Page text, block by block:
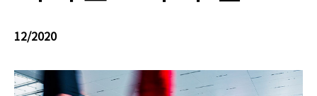
12/2020